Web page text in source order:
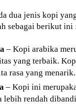
dua jenis kopi
sebagai berikut ini
– Kopi arabika
yang terbaik.
rasa yang menarik.
– Kopi ini
lebih rendah